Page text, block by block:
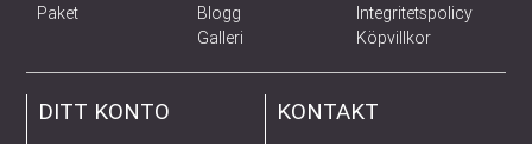
Paket
Blogg
Galleri
Integritetspolicy
Köpvillkor
DITT KONTO KONTAKT